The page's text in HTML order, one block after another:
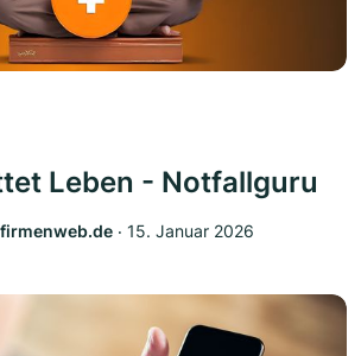
Leben - Notfallguru
‧ 15. Januar 2026